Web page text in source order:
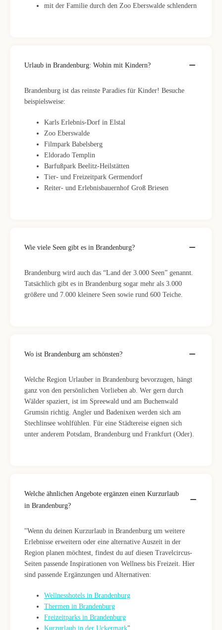
mit der Familie durch den Zoo Eberswalde schlendern
Urlaub in Brandenburg: Wohin mit Kindern?
Brandenburg ist das reinste Paradies für Kinder! Besuche
beispielsweise:
Karls Erlebnis-Dorf in Elstal
Zoo Eberswalde
Filmpark Babelsberg
Eldorado Templin
Barfußpark Beelitz-Heilstätten
Tier- und Freizeitpark Germendorf
Reiter- und Erlebnisbauernhof Groß Briesen
Wie viele Seen gibt es in Brandenburg?
Brandenburg wird auch das “Land der 3.000 Seen” genannt.
Tatsächlich gibt es in Brandenburg sogar mehr als 3.000
größere und 7.000 kleinere Seen sowie rund 600 Teiche.
Wo ist Brandenburg am schönsten?
Welche Region Urlauber in Brandenburg bevorzugen, hängt
ganz von den persönlichen Vorlieben ab. Wer gern durch
Wälder spaziert, ist im Spreewald und am Buchenwald
Grumsin richtig. Angler und Badenixen werden sich am
Stechlinsee wohlfühlen. Für eine Städtereise eignen sich
unter anderem Potsdam, Brandenburg und Frankfurt (Oder).
Welche ähnlichen Angebote ergänzen einen Kurzurlaub
in Brandenburg?
"Wenn du deinen Kurzurlaub in Brandenburg um weitere
Erlebnisse erweitern oder eine alternative Auszeit in der
Region planen möchtest, findest du auf diesen Travelcircus-
Seiten passende Inspirationen von Wellness bis Freizeit. Hier
sind passende Ergänzungen und Alternativen:
Wellnesshotels in Brandenburg
Thermen in Brandenburg
Freizeitparks in Brandenburg
Kurzurlaub in der Uckermark"